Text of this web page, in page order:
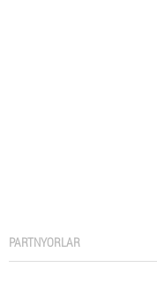
PARTNYORLAR